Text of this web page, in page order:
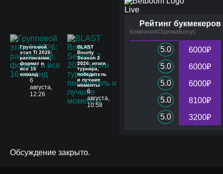
Групповой
этап TI 2026:
расписание,
формат и
все 16
команд
6
августа,
12:26
BLAST
Bounty
Season 2
2026: итоги
турнира,
победитель
и лучшие
моменты
6
августа,
10:58
Обсуждение закрыто.
Live
Рейтинг букмекеров
КомпанияОценкаБонус
5.0
6000₽
5.0
6000₽
5.0
6000₽
5.0
8100₽
5.0
3200₽